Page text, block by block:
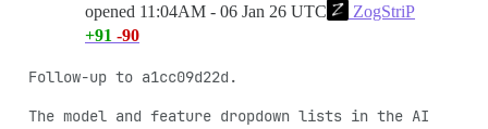
opened 11:04AM - 06 Jan 26 UTC
ZogStriP
+91 -90
Follow-up to a1cc09d22d.
The model and feature dropdown lists in the AI